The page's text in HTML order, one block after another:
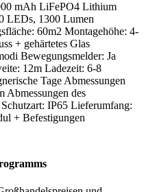
mAh LiFePO4 Lithium
LEDs, 1300 Lumen
60m2 Montagehöhe: 4-
+ gehärtetes Glas
Bewegungsmelder: Ja
12m Ladezeit: 6-8
Tage Abmessungen
Abmessungen des
IP65 Lieferumfang:
+ Befestigungen